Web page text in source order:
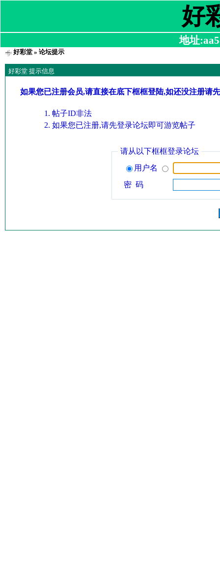
好
地址
好彩堂» 论坛提示
好彩堂 提示信息
如果您已注册会员,请直接在底下框框登陆,如还没注册请
帖子ID非法
如果您已注册,请先登录论坛即可游览帖子
请从以下框框登录论坛
用户名
密 码